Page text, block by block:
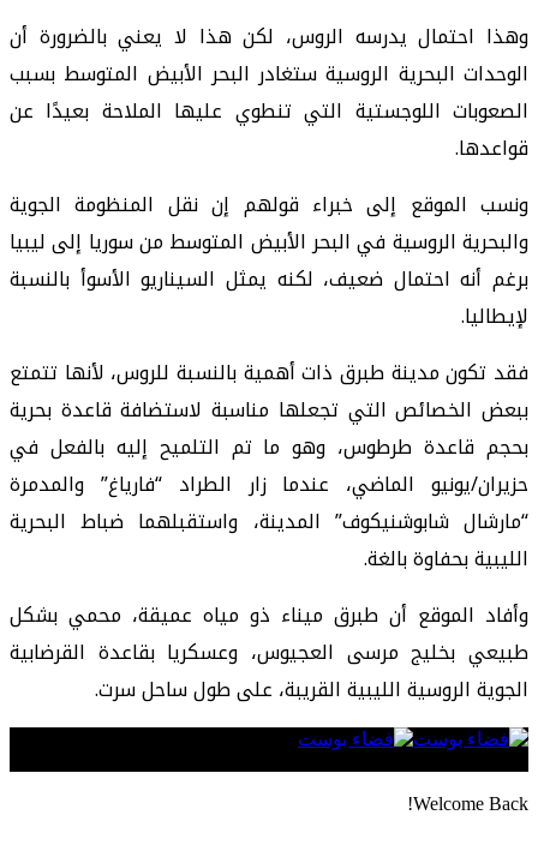
وهذا احتمال يدرسه الروس، لكن هذا لا يعني بالضرورة أن
الوحدات البحرية الروسية ستغادر البحر الأبيض المتوسط بسبب
الصعوبات اللوجستية التي تنطوي عليها الملاحة بعيدًا عن
قواعدها.
ونسب الموقع إلى خبراء قولهم إن نقل المنظومة الجوية
والبحرية الروسية في البحر الأبيض المتوسط من سوريا إلى ليبيا
برغم أنه احتمال ضعيف، لكنه يمثل السيناريو الأسوأ بالنسبة
لإيطاليا.
فقد تكون مدينة طبرق ذات أهمية بالنسبة للروس، لأنها تتمتع
ببعض الخصائص التي تجعلها مناسبة لاستضافة قاعدة بحرية
بحجم قاعدة طرطوس، وهو ما تم التلميح إليه بالفعل في
حزيران/يونيو الماضي، عندما زار الطراد “فارياغ” والمدمرة
“مارشال شابوشنيكوف” المدينة، واستقبلهما ضباط البحرية
الليبية بحفاوة بالغة.
وأفاد الموقع أن طبرق ميناء ذو مياه عميقة، محمي بشكل
طبيعي بخليج مرسى العجيوس، وعسكريا بقاعدة القرضابية
الجوية الروسية الليبية القريبة، على طول ساحل سرت.
Welcome Back!